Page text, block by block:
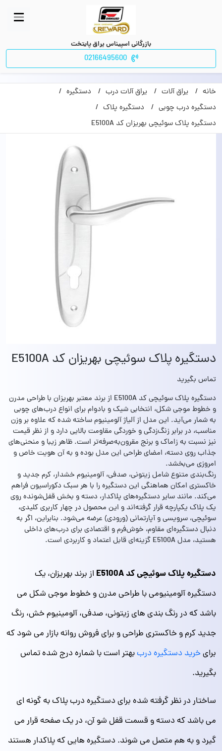
بازرگانی اسپیناس یراق پایتخت
02166495600
خانه یراق آلات یراق آلات درب
دستگیره
دستگیره درب چوبی
دستگیره پلاک
دستگیره پلاک سوئیچی بهریزان کد E5100A
دستگیره پلاک سوئیچی بهریزان کد E5100A
تماس بگیرید
دستگیره پلاک سوئیچی کد E5100A از برند معتبر بهریزان با طراحی مدرن
و خطوط موجی شکل، انتخابی شیک و بادوام برای انواع درب‌های چوبی
به شمار می‌آید. این مدل از آلیاژ آلومینیوم ساخته شده که علاوه بر وزن
مناسب، در برابر زنگ‌زدگی و خوردگی مقاومت بالایی دارد و از نظر قیمت
نیز نسبت به زاماک و برنج مقرون‌به‌صرفه‌تر است. ظاهر زیبا و منحنی‌های
جذاب روی دسته، امضای طراحی این مدل بوده و به آن هویت خاص و
امروزی می‌بخشد.
رنگ‌بندی متنوع شامل زیتونی، صدفی، آلومینیوم خشدار، کرم جدید و
خاکستری امکان هماهنگی این دستگیره را با هر سبک دکوراسیون فراهم
می‌کند. مانند سایر دستگیره‌های پلاکدار، دسته و بخش قفل‌شونده روی
یک پلاک یکپارچه قرار گرفته‌اند و این محصول در چهار کاربری کلیدی،
سوئیچی، سرویسی و آپارتمانی (ورودی) عرضه می‌شود. بنابراین، اگر به
دنبال دستگیره‌ای مقاوم، خوش‌فرم و اقتصادی برای درب‌های داخلی
هستید، مدل E5100A گزینه‌ای قابل اعتماد و کاربردی است.
دستگیره پلاک سوئیچی کد E5100A
از برند بهریزان، یک
دستگیره آلومینیومی با طراحی مدرن و خطوط موجی شکل می
باشد که در رنگ بندی های زیتونی، صدفی، آلومینیوم خش، رنگ
جدید کرم و خاکستری طراحی و برای فروش روانه بازار می شود که
برایخرید دستگیره درببهتر است با شماره درج شده تماس
بگیرید.
ساختار در نظر گرفته شده برای دستگیره درب پلاک به گونه‌ ای
می‌ باشد که دسته و قسمت قفل شو آن، در یک صفحه قرار می
گیرد و به هم متصل می شوند. دستگیره‌ هایی که پلاکدار هستند